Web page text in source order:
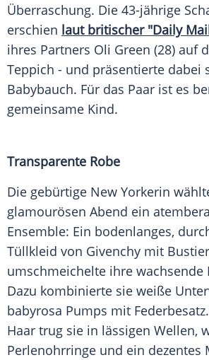
Überraschung. Die 43-jährige
erschien laut britischer "Daily
ihres Partners Oli Green (28) auf
Teppich - und präsentierte dabei
Babybauch. Für das Paar ist es
gemeinsame Kind.
Transparente Robe
Die gebürtige New Yorkerin
glamourösen Abend ein
Ensemble: Ein bodenlanges,
Tüllkleid von Givenchy mit
umschmeichelte ihre wachsende
Dazu kombinierte sie weiße
babyrosa Pumps mit
Haar trug sie in lässigen Wellen,
Perlenohrringe und ein dezentes